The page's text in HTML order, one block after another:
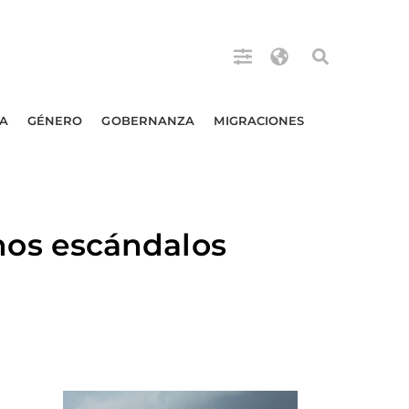
GÉNERO GOBERNANZA MIGRACIONES
escándalos